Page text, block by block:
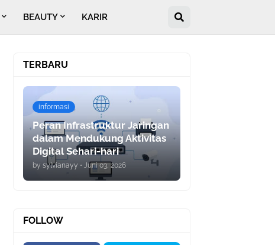
BEAUTY KARIR
TERBARU
informasi
Peran Infrastruktur Jaringan
dalam Mendukung Aktivitas
Digital Sehari-hari
by sylvianayy • Juni 03, 2026
FOLLOW